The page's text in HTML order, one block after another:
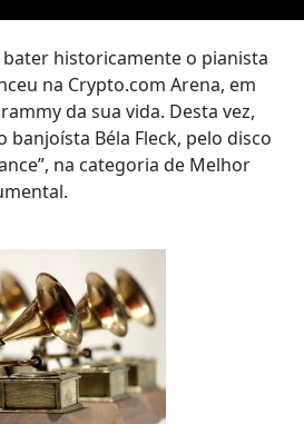
bater historicamente o pianista
na Crypto.com Arena, em
da sua vida. Desta vez,
banjoísta Béla Fleck, pelo disco
na categoria de Melhor